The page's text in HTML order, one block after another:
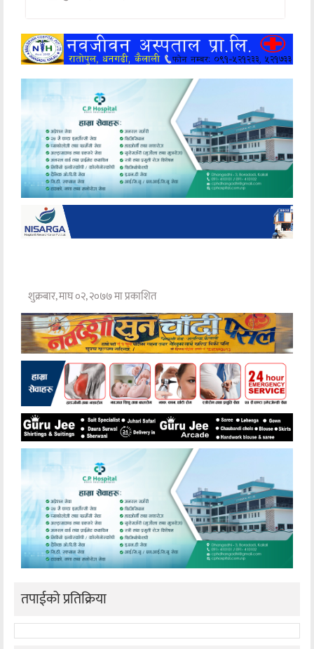
खेलकुद
मनोरञ्जन
अन्य
शुक्रबार, माघ ०२, २०७७ मा प्रकाशित
तपाईको प्रतिक्रिया